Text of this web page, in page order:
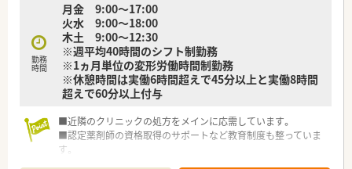
勤務
時間
月金 9:00～17:00
火水 9:00～18:00
木土 9:00～12:30
※週平均40時間のシフト制勤務
※1ヵ月単位の変形労働時間制勤務
※休憩時間は実働6時間超えで45分以上と実働8時間
超えで60分以上付与
■近隣のクリニックの処方をメインに応需しています。
■認定薬剤師の資格取得のサポートなど教育制度も整っていま
す。